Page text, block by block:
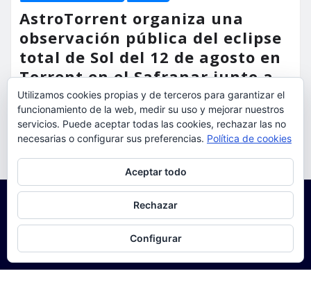
AstroTorrent organiza una
observación pública del eclipse
total de Sol del 12 de agosto en
Torrent en el Safranar junto a
las vías del AVE
torrent al dia Ago 5, 2026
Utilizamos cookies propias y de terceros para garantizar el
funcionamiento de la web, medir su uso y mejorar nuestros
servicios. Puede aceptar todas las cookies, rechazar las no
necesarias o configurar sus preferencias. Política de cookies
Aceptar todo
Rechazar
Configurar
Para obtener más información, incluido cómo gestionar las cookies,